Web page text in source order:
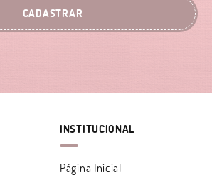
CADASTRAR
INSTITUCIONAL
Página Inicial